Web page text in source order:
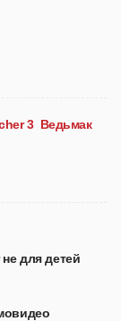
3 Ведьмак
для детей